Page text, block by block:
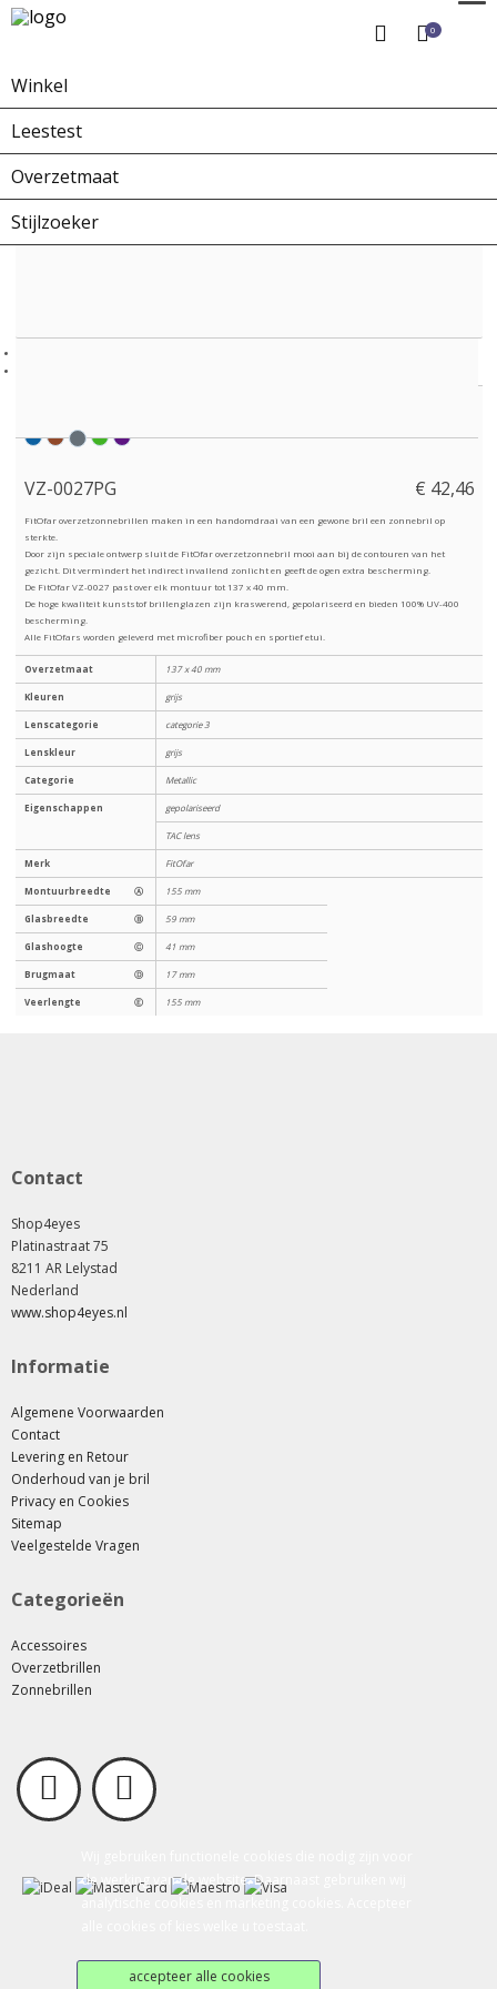
de werking van de website. Daarnaast gebruiken wij
accepteer alle cookies
0
Winkel
Leestest
Overzetmaat
Stijlzoeker
Home Winkel
VZ-0027PG € 42,46
FitOfar overzetzonnebrillen maken in een handomdraai van een gewone bril een zonnebril op
sterkte.
Door zijn speciale ontwerp sluit de FitOfar overzetzonnebril mooi aan bij de contouren van het
gezicht. Dit vermindert het indirect invallend zonlicht en geeft de ogen extra bescherming.
De FitOfar VZ-0027 past over elk montuur tot 137 x 40 mm.
De hoge kwaliteit kunststof brillenglazen zijn kraswerend, gepolariseerd en bieden 100% UV-400
bescherming.
Alle FitOfars worden geleverd met microfiber pouch en sportief etui.
Overzetmaat 137 x 40 mm
Kleuren grijs
Lenscategorie categorie 3
Lenskleur grijs
Categorie Metallic
Eigenschappen gepolariseerd
TAC lens
Merk FitOfar
Montuurbreedte Ⓐ 155 mm
Glasbreedte Ⓑ 59 mm
Glashoogte Ⓒ 41 mm
Brugmaat Ⓓ 17 mm
Veerlengte Ⓔ 155 mm
Contact
Shop4eyes
Platinastraat 75
8211 AR Lelystad
Nederland
www.shop4eyes.nl
Informatie
Algemene Voorwaarden
Contact
Levering en Retour
Onderhoud van je bril
Privacy en Cookies
Sitemap
Veelgestelde Vragen
Categorieën
Accessoires
Overzetbrillen
Zonnebrillen